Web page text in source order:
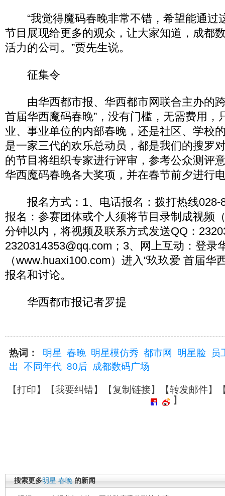
“我觉得魔码春晚非常不错，希望能通过
节目展现给更多的观众，让大家知道，成都
活力的公司。”贾先生说。
征集令
由华西都市报、华西都市网联合主办的跨
首届华西魔码春晚”，没有门槛，无需费用，
业、事业单位的内部春晚，还是社区、学校
是一家三代的欢乐总动员，都是我们的搜罗
的节目将组织专家进行评审，参考公众测评
华西魔码春晚各大奖项，并在春节前夕进行
报名方式：1、电话报名：拨打热线028-
报名：参赛团体或个人须将节目录制成视频
分钟以内，将视频及联系方式发送QQ：
2320314353@qq.com；3、网上互动：登录
（www.huaxi100.com）进入“玖玖爱 首届华
报名和讨论。
华西都市报记者罗提
热词： 明星 春晚 明星模仿秀 都市网 明星脸
员
出
不同年代 80后 成都数码广场
【打印】【我要纠错】【复制链接】【转发邮件】
】
搜索更多明星 春晚 的新闻